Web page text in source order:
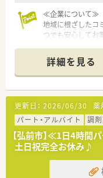
≪企業について≫
地域に根ざしたコ
つでも安心してお
トもしっかりして
ドライブスルーを
極的に携わってい
≪薬局について≫
弘南鉄道大鰐線の
薬局です。
門前薬局で眼科を
とりがあるため、
詳細を見る
更新日： 2026/06/30 薬
パート・アルバイト
調
【弘前市】≪1日4時間
土日祝完全お休み♪